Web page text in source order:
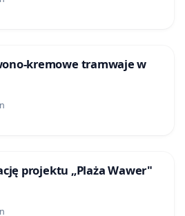
kremowe tramwaje w
projektu „Plaża Wawer"